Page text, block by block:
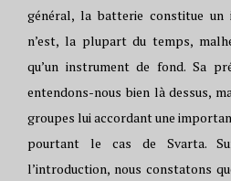
général, la batterie constitue un
n’est, la plupart du temps,
qu’un instrument de fond. Sa
entendons-nous bien là dessus,
groupes lui accordant une
pourtant le cas de Svarta.
l’introduction, nous constatons